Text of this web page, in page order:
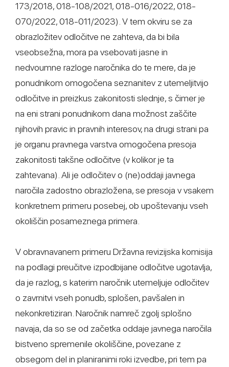
173/2018, 018-108/2021, 018-016/2022, 018-
070/2022, 018-011/2023). V tem okviru se za
obrazložitev odločitve ne zahteva, da bi bila
vseobsežna, mora pa vsebovati jasne in
nedvoumne razloge naročnika do te mere, da je
ponudnikom omogočena seznanitev z utemeljitvijo
odločitve in preizkus zakonitosti slednje, s čimer je
na eni strani ponudnikom dana možnost zaščite
njihovih pravic in pravnih interesov, na drugi strani pa
je organu pravnega varstva omogočena presoja
zakonitosti takšne odločitve (v kolikor je ta
zahtevana). Ali je odločitev o (ne)oddaji javnega
naročila zadostno obrazložena, se presoja v vsakem
konkretnem primeru posebej, ob upoštevanju vseh
okoliščin posameznega primera.
V obravnavanem primeru Državna revizijska komisija
na podlagi preučitve izpodbijane odločitve ugotavlja,
da je razlog, s katerim naročnik utemeljuje odločitev
o zavrnitvi vseh ponudb, splošen, pavšalen in
nekonkretiziran. Naročnik namreč zgolj splošno
navaja, da so se od začetka oddaje javnega naročila
bistveno spremenile okoliščine, povezane z
obsegom del in planiranimi roki izvedbe, pri tem pa